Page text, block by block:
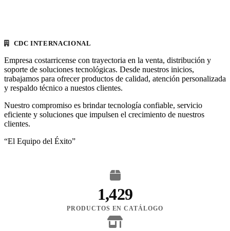
CDC INTERNACIONAL
Empresa costarricense con trayectoria en la venta, distribución y
soporte de soluciones tecnológicas. Desde nuestros inicios,
trabajamos para ofrecer productos de calidad, atención personalizada
y respaldo técnico a nuestos clientes.
Nuestro compromiso es brindar tecnología confiable, servicio
eficiente y soluciones que impulsen el crecimiento de nuestros
clientes.
“El Equipo del Éxito”
1,429
PRODUCTOS EN CATÁLOGO